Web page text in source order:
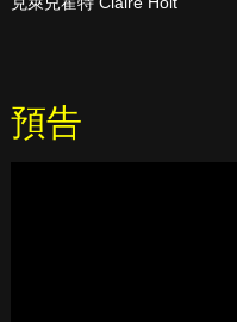
預告